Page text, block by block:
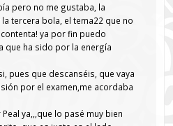
pero no me gustaba, la
tercera bola, el tema22 que no
ya por fin puedo
que ha sido por la energía
pues que descanséis, que vaya
por el examen,me acordaba
ya,,,que lo pasé muy bien